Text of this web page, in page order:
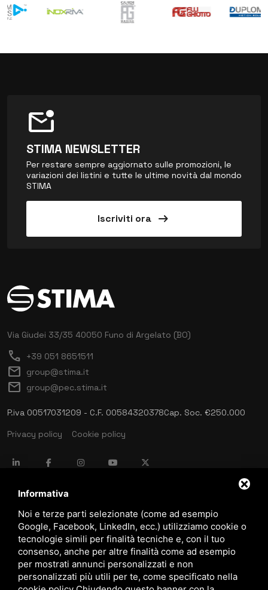
mark_email_unread
STIMA NEWSLETTER
Per restare sempre aggiornato sulle promozioni, le
variazioni dei listini e tutte le ultime novità dal mondo
STIMA
Iscriviti ora arrow_right_alt
Via Giudei 33/35 40050 Funo di Argelato (BO)
call +39 051 8651511
mail group@stima.it
mail group@pec.stima.it
P.iva 00517031209 - C.F. 00584320378Cap. Soc. €250.000
Privacy policy
Cookie policy
language ITALIANO
download Catalogo Stima
download Politica qualità e sicurezza
Informativa
Noi e terze parti selezionate (come ad esempio
Google, Facebook, LinkedIn, ecc.) utilizziamo cookie o
tecnologie simili per finalità tecniche e, con il tuo
consenso, anche per altre finalità come ad esempio
per mostrati annunci personalizzati e non
personalizzati più utili per te, come specificato nella